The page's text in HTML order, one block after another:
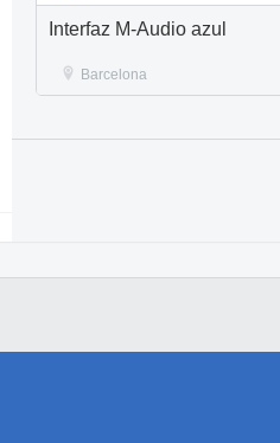
Interfaz M-Audio azul
Barcelona